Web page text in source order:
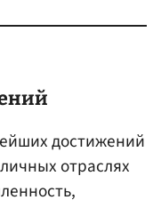
достижений
отраслях